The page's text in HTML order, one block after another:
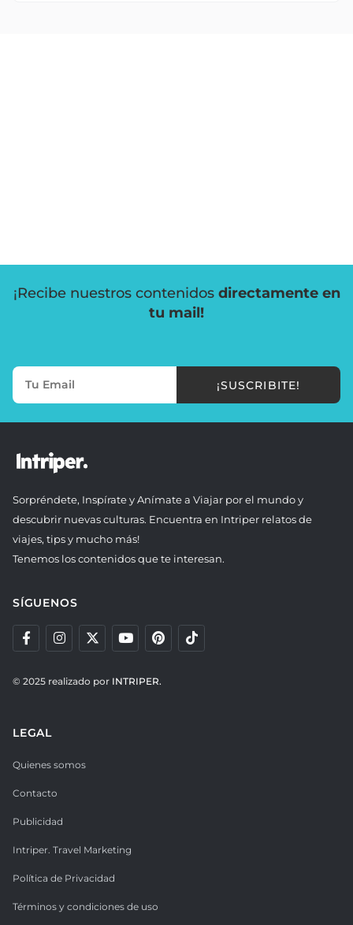
¡Recibe nuestros contenidos directamente en
tu mail!
¡SUSCRIBITE!
Sorpréndete, Inspírate y Anímate a Viajar por el mundo y
descubrir nuevas culturas. Encuentra en Intriper relatos de
viajes, tips y mucho más!
Tenemos los contenidos que te interesan.
SÍGUENOS
© 2025 realizado por INTRIPER.
LEGAL
Quienes somos
Contacto
Publicidad
Intriper. Travel Marketing
Política de Privacidad
Términos y condiciones de uso